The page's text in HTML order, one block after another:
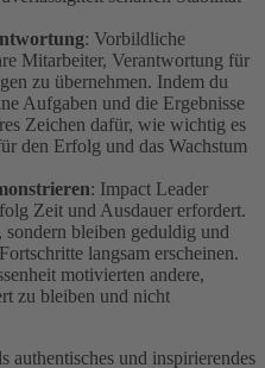
: Vorbildliche
Mitarbeiter, Verantwortung für
zu übernehmen. Indem du
Aufgaben und die Ergebnisse
Zeichen dafür, wie wichtig es
den Erfolg und das Wachstum
: Impact Leader
Zeit und Ausdauer erfordert.
sondern bleiben geduldig und
langsam erscheinen.
motivierten andere,
zu bleiben und nicht
authentisches und inspirierendes